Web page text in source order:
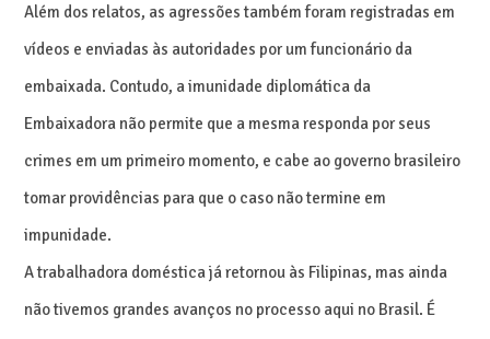
Além dos relatos, as agressões também foram registradas em
vídeos e enviadas às autoridades por um funcionário da
embaixada. Contudo, a imunidade diplomática da
Embaixadora não permite que a mesma responda por seus
crimes em um primeiro momento, e cabe ao governo brasileiro
tomar providências para que o caso não termine em
impunidade.
A trabalhadora doméstica já retornou às Filipinas, mas ainda
não tivemos grandes avanços no processo aqui no Brasil. É